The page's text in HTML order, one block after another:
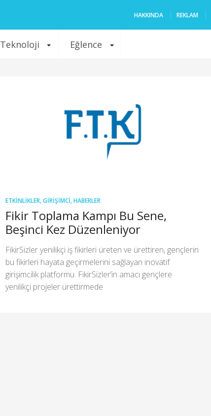
HAKKINDA REKLAM
Teknoloji Eğlence
ETKINLIKLER,GIRIŞIMCI,HABERLER
Fikir Toplama Kampı Bu Sene,
Beşinci Kez Düzenleniyor
FikirSizler yenilikçi iş fikirleri üreten ve ürettiren, gençlerin
bu fikirleri hayata geçirmelerini sağlayan inovatif
girişimcilik platformu. FikirSizler’in amacı gençlere
yenilikçi projeler ürettirmede